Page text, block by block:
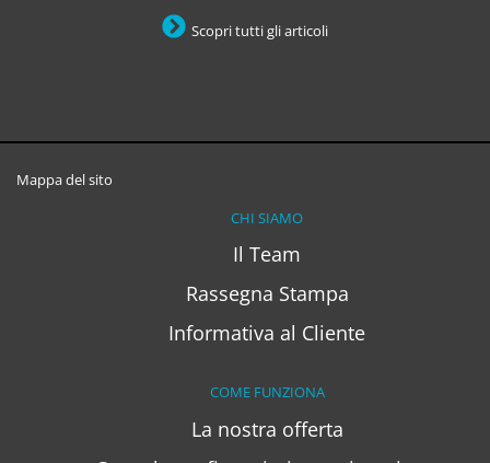
Scopri tutti gli articoli
Mappa del sito
CHI SIAMO
Il Team
Rassegna Stampa
Informativa al Cliente
COME FUNZIONA
La nostra offerta